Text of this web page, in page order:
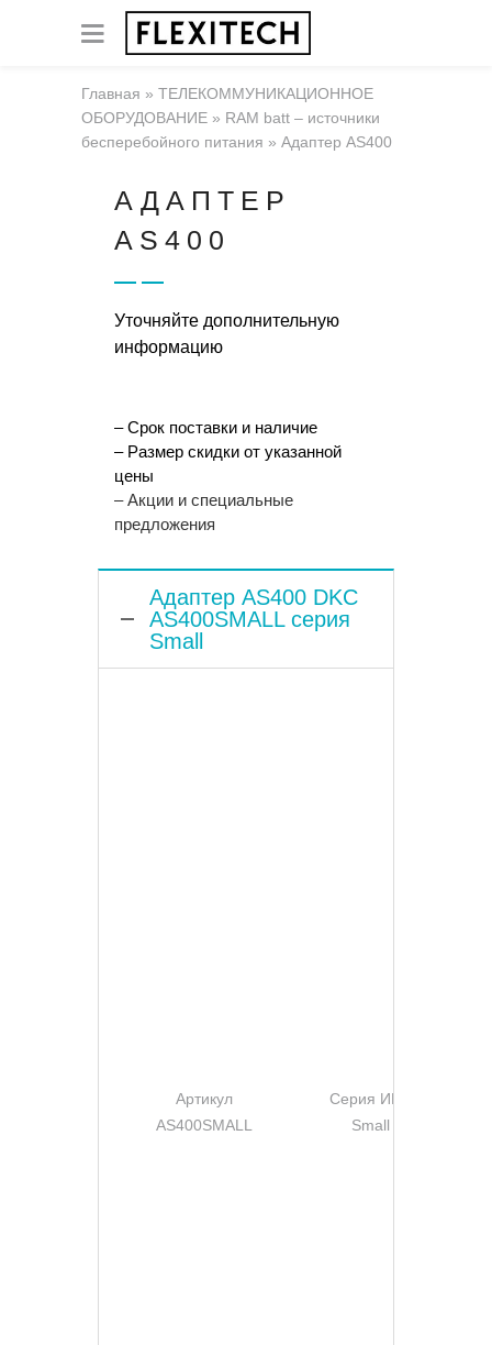
Главная » ТЕЛЕКОММУНИКАЦИОННОЕ
ОБОРУДОВАНИЕ » RAM batt – источники
бесперебойного питания » Адаптер AS400
АДАПТЕР
AS400
Уточняйте дополнительную
информацию
– Срок поставки и наличие
– Размер скидки от указанной
цены
– Акции и специальные
предложения
Адаптер AS400 DKC
AS400SMALL серия
Small
Артикул
Серия ИБП
AS400SMALL
Small